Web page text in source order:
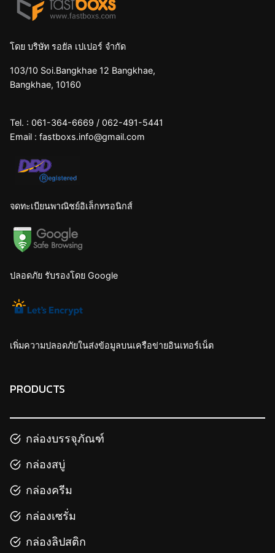
โดย บริษัท รอยัล เปเปอร์ จำกัด
103/10 Soi.Bangkhae 12 Bangkhae,
Bangkhae, 10160
Tel. : 061-364-6669 / 062-491-5441
Email : fastboxs.info@gmail.com
จดทะเบียนพาณิชย์อิเล็กทรอนิกส์
ปลอดภัย รับรองโดย Google
เพิ่มความปลอดภัยในส่งข้อมูลบนเครือข่ายอินเทอร์เน็ต
PRODUCTS
กล่องบรรจุภัณฑ์
กล่องสบู่
กล่องครีม
กล่องเซรั่ม
กล่องลิปสติก